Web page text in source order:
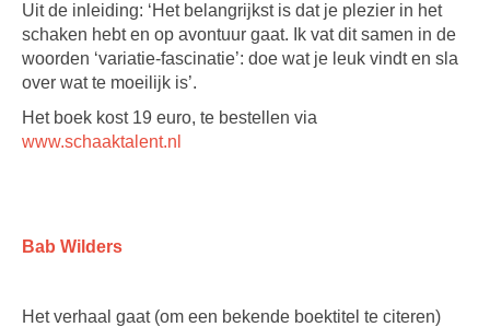
Uit de inleiding: ‘Het belangrijkst is dat je plezier in het
schaken hebt en op avontuur gaat. Ik vat dit samen in de
woorden ‘variatie-fascinatie’: doe wat je leuk vindt en sla
over wat te moeilijk is’.
Het boek kost 19 euro, te bestellen via
www.schaaktalent.nl
Bab Wilders
Het verhaal gaat (om een bekende boektitel te citeren)